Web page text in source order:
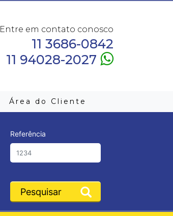
Entre em contato conosco
11 3686-0842
11 94028-2027
Área do Cliente
Referência